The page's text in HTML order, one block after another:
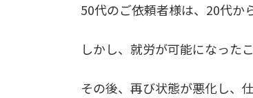
50代のご依頼者様は、20代か
しかし、就労が可能になった
その後、再び状態が悪化し、